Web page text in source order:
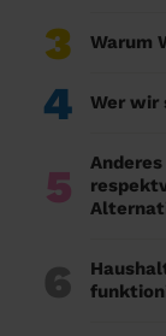
3 Warum
4 Wer wir
5
6